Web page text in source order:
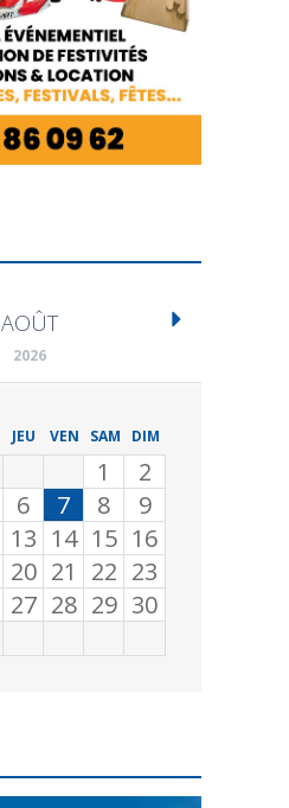
AOÛT
2026
JEU VEN SAM DIM
1
2
6 7 8
9
13 14 15 16
20 21 22 23
27 28 29 30